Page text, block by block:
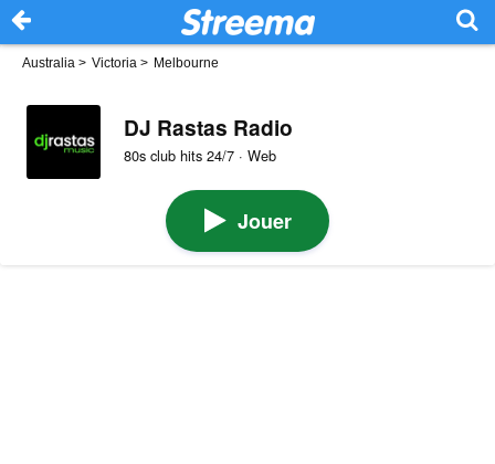
Australia > Victoria > Melbourne
DJ Rastas Radio
80s club hits 24/7 · Web
Jouer